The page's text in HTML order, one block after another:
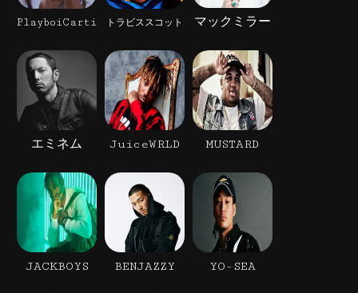
PlayboiCarti トラビススコット マックミラー
エミネム JuiceWRLD MUSTARD
JACKBOYS BENJAZZY YO-SEA